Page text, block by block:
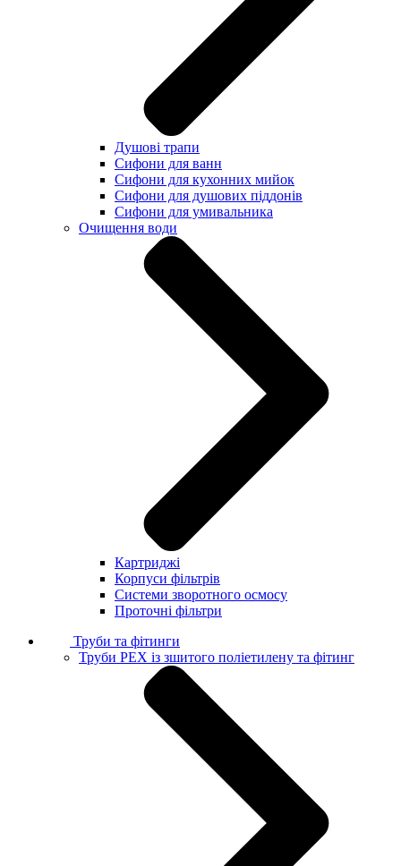
Душові трапи
Сифони для ванн
Сифони для кухонних мийок
Сифони для душових піддонів
Сифони для умивальника
Очищення води
Картриджі
Корпуси фільтрів
Системи зворотного осмосу
Проточні фільтри
Труби та фітинги
Труби PEX із зшитого поліетилену та фітинг